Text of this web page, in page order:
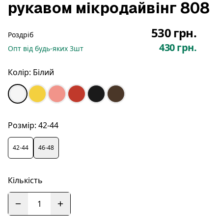
рукавом мікродайвінг 808
Роздріб 530 грн.
Опт від будь-яких 3шт 430 грн.
Колір: Білий
Розмір: 42-44
42-44 46-48
Кількість
1